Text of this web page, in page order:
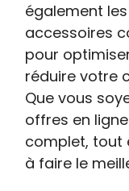
également
accessoires
pour
réduire votre
Que vous
offres en
complet, tout
à faire le